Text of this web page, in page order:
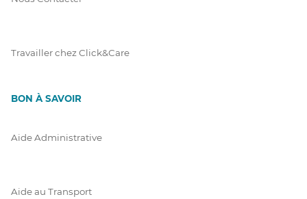
Travailler chez Click&Care
BON À SAVOIR
Aide Administrative
Aide au Transport